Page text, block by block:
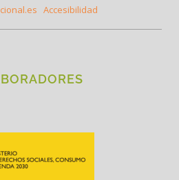
Accesibilidad